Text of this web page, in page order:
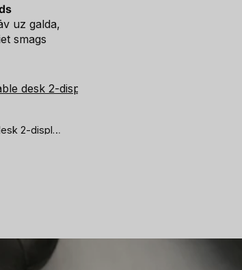
uz galda,
smags
GEMBIRD Adjustable desk 2-display mount